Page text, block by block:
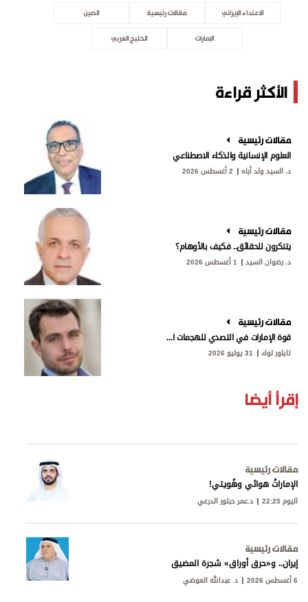
الاعتداء الإيراني مقالات رئيسية الصين
الإمارات الخليج العربي
الأكثر قراءة
مقالات رئيسية
العلوم الإنسانية والذكاء الاصطناعي
د. السيد ولد أباه 2 أغسطس 2026
مقالات رئيسية
يتنكرون للحقائق.. فكيف بالأوهام؟
د. رضوان السيد 1 أغسطس 2026
مقالات رئيسية
قوة الإمارات في التصدي للهجمات الإيرانية
تايلور لوك 31 يوليو 2026
إقرأ أيضا
مقالات رئيسية
الإماراتُ هوائي وهُويتي!
اليوم 22:25 د.عمر حبتور الدرعي
مقالات رئيسية
إيران.. و«حرق أوراق» شجرة المضيق
6 أغسطس 2026 د. عبدالله العوضي